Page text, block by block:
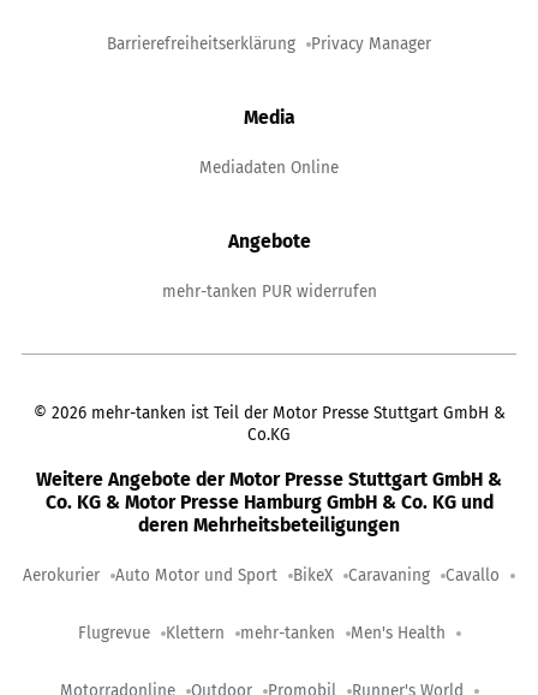
Barrierefreiheitserklärung Privacy Manager
Media
Mediadaten Online
Angebote
mehr-tanken PUR widerrufen
© 2026 mehr-tanken ist Teil der Motor Presse Stuttgart GmbH &
Co.KG
Weitere Angebote der Motor Presse Stuttgart GmbH &
Co. KG & Motor Presse Hamburg GmbH & Co. KG und
deren Mehrheitsbeteiligungen
Aerokurier Auto Motor und Sport BikeX Caravaning Cavallo
Flugrevue Klettern mehr-tanken Men's Health
Motorradonline Outdoor Promobil Runner's World